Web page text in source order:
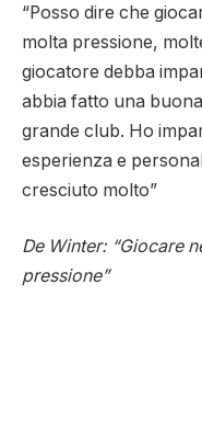
“Posso dire che
molta pressione,
giocatore debba
abbia fatto una
grande club. Ho
esperienza e
cresciuto molto”
De Winter: “Giocare
pressione”